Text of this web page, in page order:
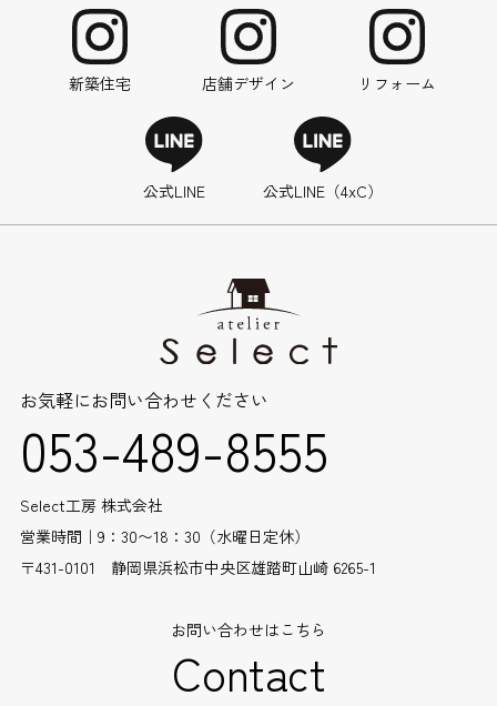
新築住宅 店舗デザイン リフォーム
公式LINE 公式LINE（4xC）
お気軽にお問い合わせください
053-489-8555
Select工房 株式会社
営業時間｜9：30〜18：30（水曜日定休）
〒431-0101 静岡県浜松市中央区雄踏町山崎 6265-1
お問い合わせはこちら
Contact